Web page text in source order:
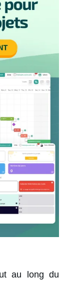
au long du